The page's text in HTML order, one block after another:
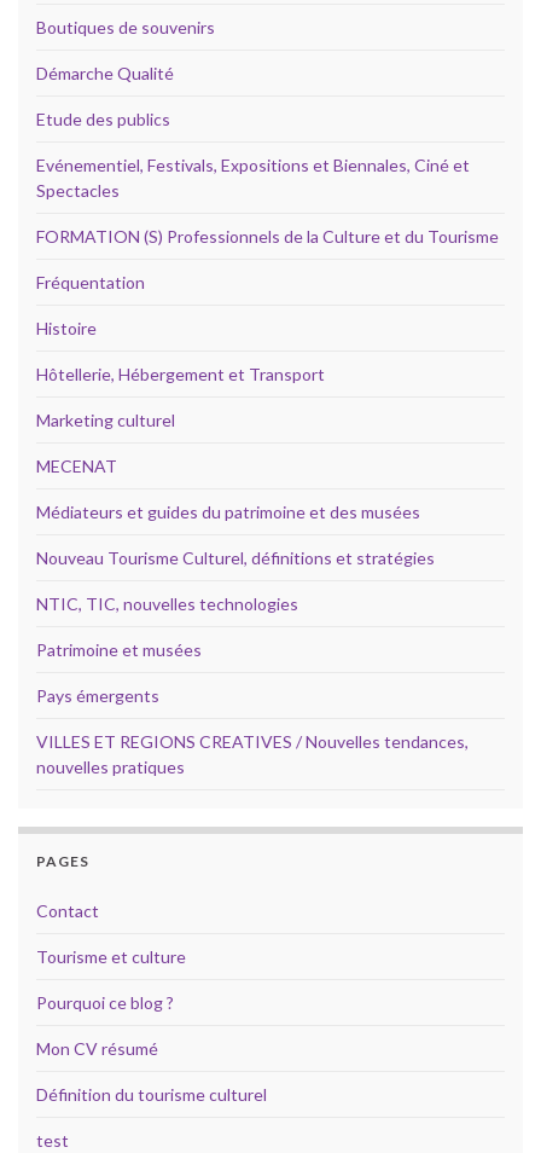
Boutiques de souvenirs
Démarche Qualité
Etude des publics
Evénementiel, Festivals, Expositions et Biennales, Ciné et
Spectacles
FORMATION (S) Professionnels de la Culture et du Tourisme
Fréquentation
Histoire
Hôtellerie, Hébergement et Transport
Marketing culturel
MECENAT
Médiateurs et guides du patrimoine et des musées
Nouveau Tourisme Culturel, définitions et stratégies
NTIC, TIC, nouvelles technologies
Patrimoine et musées
Pays émergents
VILLES ET REGIONS CREATIVES / Nouvelles tendances,
nouvelles pratiques
PAGES
Contact
Tourisme et culture
Pourquoi ce blog ?
Mon CV résumé
Définition du tourisme culturel
test